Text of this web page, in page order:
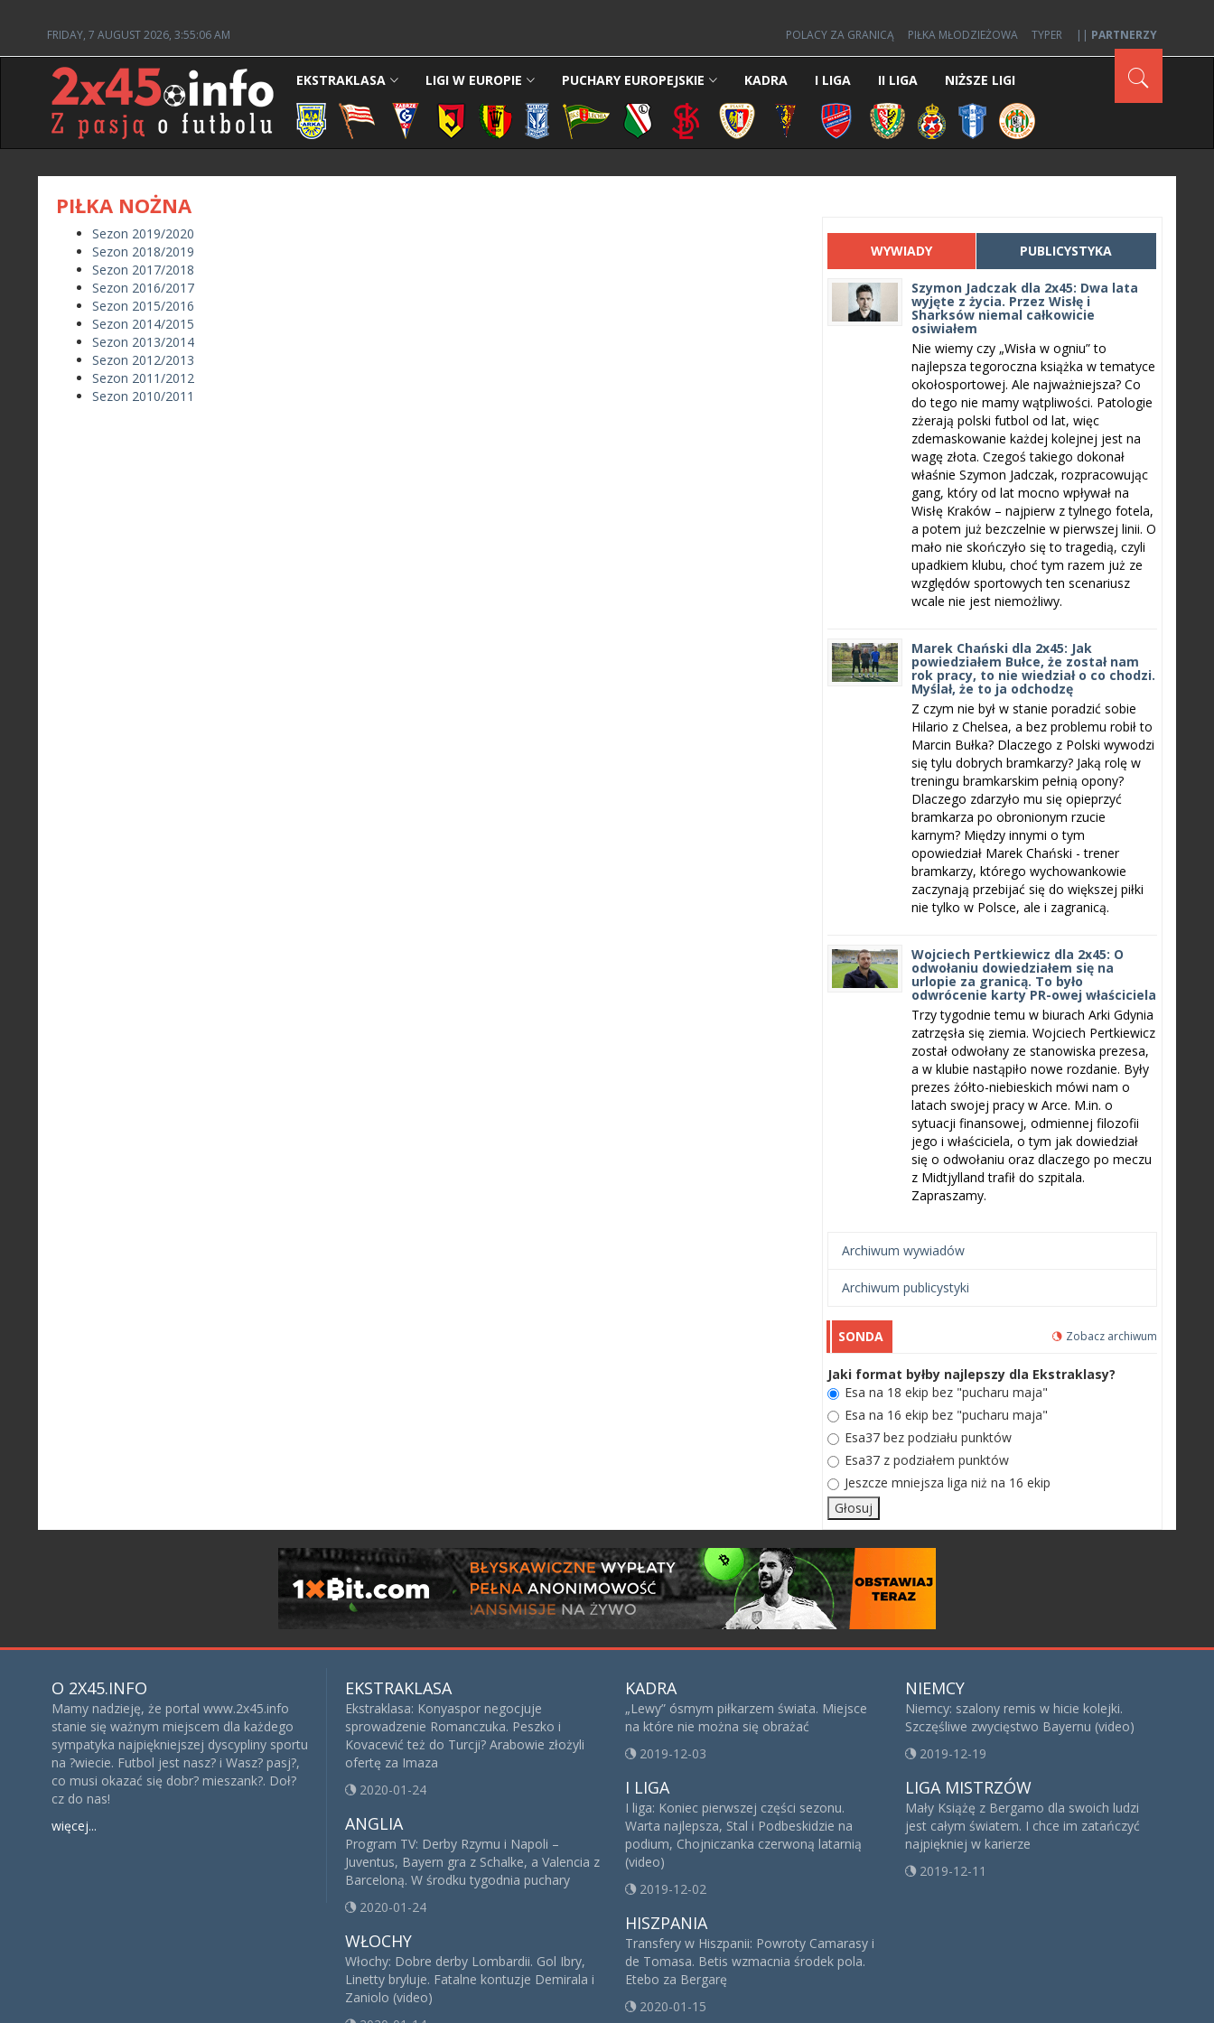
FRIDAY, 7 AUGUST 2026, 3:55:06 AM POLACY ZA GRANICĄ PIŁKA MŁODZIEŻOWA TYPER || PARTNERZY
EKSTRAKLASA LIGI W EUROPIE PUCHARY EUROPEJSKIE KADRA I LIGA II LIGA NIŻSZE LIGI
PIŁKA NOŻNA
Sezon 2019/2020
Sezon 2018/2019
Sezon 2017/2018
Sezon 2016/2017
Sezon 2015/2016
Sezon 2014/2015
Sezon 2013/2014
Sezon 2012/2013
Sezon 2011/2012
Sezon 2010/2011
WYWIADY PUBLICYSTYKA
Szymon Jadczak dla 2x45: Dwa lata
wyjęte z życia. Przez Wisłę i
Sharksów niemal całkowicie
osiwiałem
Nie wiemy czy „Wisła w ogniu” to
najlepsza tegoroczna książka w tematyce
okołosportowej. Ale najważniejsza? Co
do tego nie mamy wątpliwości. Patologie
zżerają polski futbol od lat, więc
zdemaskowanie każdej kolejnej jest na
wagę złota. Czegoś takiego dokonał
właśnie Szymon Jadczak, rozpracowując
gang, który od lat mocno wpływał na
Wisłę Kraków – najpierw z tylnego fotela,
a potem już bezczelnie w pierwszej linii. O
mało nie skończyło się to tragedią, czyli
upadkiem klubu, choć tym razem już ze
względów sportowych ten scenariusz
wcale nie jest niemożliwy.
Marek Chański dla 2x45: Jak
powiedziałem Bułce, że został nam
rok pracy, to nie wiedział o co chodzi.
Myślał, że to ja odchodzę
Z czym nie był w stanie poradzić sobie
Hilario z Chelsea, a bez problemu robił to
Marcin Bułka? Dlaczego z Polski wywodzi
się tylu dobrych bramkarzy? Jaką rolę w
treningu bramkarskim pełnią opony?
Dlaczego zdarzyło mu się opieprzyć
bramkarza po obronionym rzucie
karnym? Między innymi o tym
opowiedział Marek Chański - trener
bramkarzy, którego wychowankowie
zaczynają przebijać się do większej piłki
nie tylko w Polsce, ale i zagranicą.
Wojciech Pertkiewicz dla 2x45: O
odwołaniu dowiedziałem się na
urlopie za granicą. To było
odwrócenie karty PR-owej właściciela
Trzy tygodnie temu w biurach Arki Gdynia
zatrzęsła się ziemia. Wojciech Pertkiewicz
został odwołany ze stanowiska prezesa,
a w klubie nastąpiło nowe rozdanie. Były
prezes żółto-niebieskich mówi nam o
latach swojej pracy w Arce. M.in. o
sytuacji finansowej, odmiennej filozofii
jego i właściciela, o tym jak dowiedział
się o odwołaniu oraz dlaczego po meczu
z Midtjylland trafił do szpitala.
Zapraszamy.
Archiwum wywiadów
Archiwum publicystyki
SONDA Zobacz archiwum
Jaki format byłby najlepszy dla Ekstraklasy?
Esa na 18 ekip bez "pucharu maja"
Esa na 16 ekip bez "pucharu maja"
Esa37 bez podziału punktów
Esa37 z podziałem punktów
Jeszcze mniejsza liga niż na 16 ekip
O 2X45.INFO
Mamy nadzieję, że portal www.2x45.info
stanie się ważnym miejscem dla każdego
sympatyka najpiękniejszej dyscypliny sportu
na ?wiecie. Futbol jest nasz? i Wasz? pasj?,
co musi okazać się dobr? mieszank?. Doł?
cz do nas!
więcej...
EKSTRAKLASA
Ekstraklasa: Konyaspor negocjuje
sprowadzenie Romanczuka. Peszko i
Kovacević też do Turcji? Arabowie złożyli
ofertę za Imaza
2020-01-24
ANGLIA
Program TV: Derby Rzymu i Napoli –
Juventus, Bayern gra z Schalke, a Valencia z
Barceloną. W środku tygodnia puchary
2020-01-24
WŁOCHY
Włochy: Dobre derby Lombardii. Gol Ibry,
Linetty bryluje. Fatalne kontuzje Demirala i
Zaniolo (video)
KADRA
„Lewy” ósmym piłkarzem świata. Miejsce
na które nie można się obrażać
2019-12-03
I LIGA
I liga: Koniec pierwszej części sezonu.
Warta najlepsza, Stal i Podbeskidzie na
podium, Chojniczanka czerwoną latarnią
(video)
2019-12-02
HISZPANIA
Transfery w Hiszpanii: Powroty Camarasy i
de Tomasa. Betis wzmacnia środek pola.
Etebo za Bergarę
2020-01-15
NIEMCY
Niemcy: szalony remis w hicie kolejki.
Szczęśliwe zwycięstwo Bayernu (video)
2019-12-19
LIGA MISTRZÓW
Mały Książę z Bergamo dla swoich ludzi
jest całym światem. I chce im zatańczyć
najpiękniej w karierze
2019-12-11